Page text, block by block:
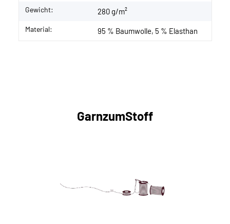
Gewicht: 280 g/m²
Material: 95 % Baumwolle, 5 % Elasthan
GarnzumStoff